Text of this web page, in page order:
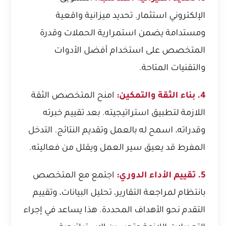
الإلكتروني استثمار. تحديد ميزانية واقعية
ومستدامة يضمن استمرارية الحملات وقدرة
المتخصص على استخدام أفضل الأدوات
والتقنيات المتاحة.
4. بناء الثقة والتمكين:
امنح المتخصص الثقة
اللازمة لتطبيق استراتيجيته. بعد تقييم خبرته
وقدراته، اسمح له بالعمل وتقديم النتائج. التدخل
المفرط قد يعيق سير العمل ويقلل من فعاليته.
5. تقييم الأداء الدوري:
اجتمع مع المتخصص
بانتظام لمراجعة التقارير، تحليل البيانات، وتقييم
التقدم نحو الأهداف المحددة. هذا يساعد في إجراء